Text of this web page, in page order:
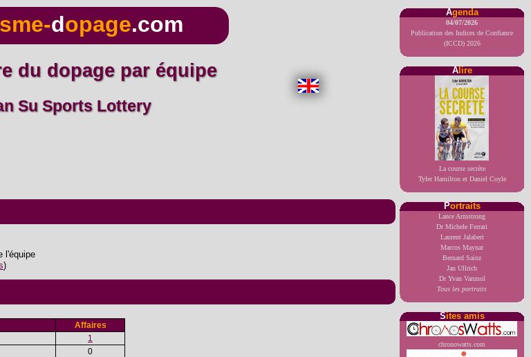
Agenda
04/07/2026
Publication des Indices de Confiance
(ICCD) 2026
Alire
La course secrète
Tyler Hamilton et Daniel Coyle
Portraits
Lance Armstrong
Dr Michele Ferrari
Laurent Jalabert
Marcos Maynar
Bernard Sainz
Jan Ullrich
Dr Yvan Vanmol
Tous les portraits
Sites amis
chronowatts.com
dopage.com
du dopage par équipe
Su Sports Lottery
l'équipe
)
Affaires
1
0